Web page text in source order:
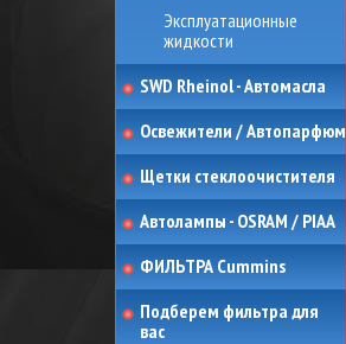
Эксплуатационные
жидкости
SWD Rheinol - Автомасла
Освежители / Автопарфюм
Щетки стеклоочистителя
Автолампы - OSRAM / PIAA
ФИЛЬТРА Cummins
Подберем фильтра для
вас